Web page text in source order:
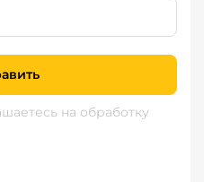
на обработку